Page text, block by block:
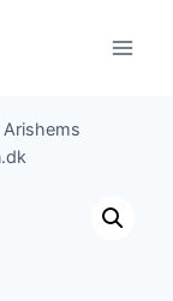
Arishems